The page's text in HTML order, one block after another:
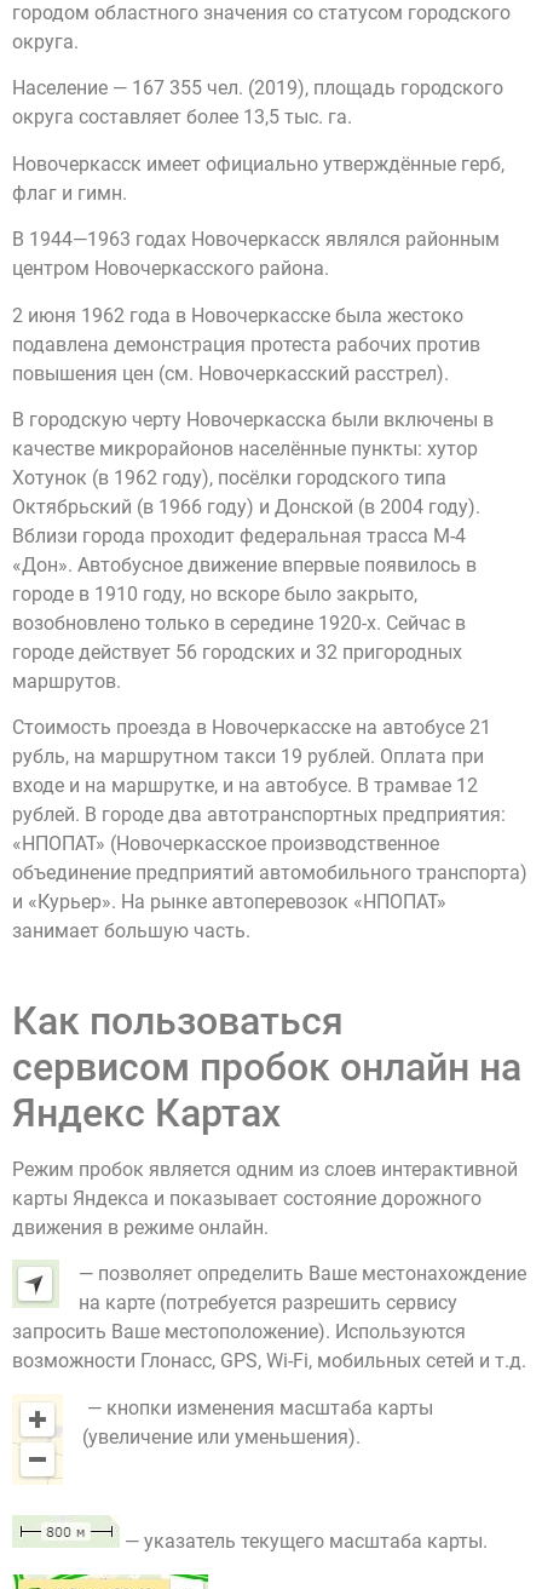
городом областного значения со статусом городского
округа.
Население — 167 355 чел. (2019), площадь городского
округа составляет более 13,5 тыс. га.
Новочеркасск имеет официально утверждённые герб,
флаг и гимн.
В 1944—1963 годах Новочеркасск являлся районным
центром Новочеркасского района.
2 июня 1962 года в Новочеркасске была жестоко
подавлена демонстрация протеста рабочих против
повышения цен (см. Новочеркасский расстрел).
В городскую черту Новочеркасска были включены в
качестве микрорайонов населённые пункты: хутор
Хотунок (в 1962 году), посёлки городского типа
Октябрьский (в 1966 году) и Донской (в 2004 году).
Вблизи города проходит федеральная трасса М-4
«Дон». Автобусное движение впервые появилось в
городе в 1910 году, но вскоре было закрыто,
возобновлено только в середине 1920-х. Сейчас в
городе действует 56 городских и 32 пригородных
маршрутов.
Стоимость проезда в Новочеркасске на автобусе 21
рубль, на маршрутном такси 19 рублей. Оплата при
входе и на маршрутке, и на автобусе. В трамвае 12
рублей. В городе два автотранспортных предприятия:
«НПОПАТ» (Новочеркасское производственное
объединение предприятий автомобильного транспорта)
и «Курьер». На рынке автоперевозок «НПОПАТ»
занимает большую часть.
Как пользоваться
сервисом пробок онлайн на
Яндекс Картах
Режим пробок является одним из слоев интерактивной
карты Яндекса и показывает состояние дорожного
движения в режиме онлайн.
— позволяет определить Ваше местонахождение
на карте (потребуется разрешить сервису
запросить Ваше местоположение). Используются
возможности Глонасс, GPS, Wi-Fi, мобильных сетей и т.д.
— кнопки изменения масштаба карты
(увеличение или уменьшения).
— указатель текущего масштаба карты.